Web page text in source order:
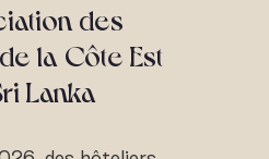
des
la Côte Est
Lanka